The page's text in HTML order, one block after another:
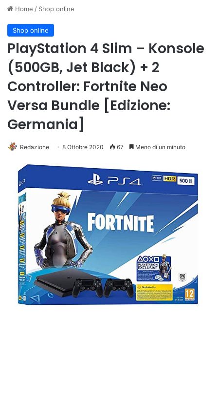
Home / Shop online
Shop online
PlayStation 4 Slim – Konsole
(500GB, Jet Black) + 2
Controller: Fortnite Neo
Versa Bundle [Edizione:
Germania]
Redazione 8 Ottobre 2020 67 Meno di un minuto